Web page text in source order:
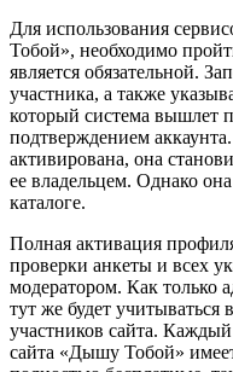
Для использования
Тобой», необходимо
является обязательной.
участника, а также
который система вышлет
подтверждением
активирована, она
ее владельцем. Однако
каталоге.
Полная активация
проверки анкеты и всех
модератором. Как только
тут же будет учитываться
участников сайта.
сайта «Дышу Тобой»